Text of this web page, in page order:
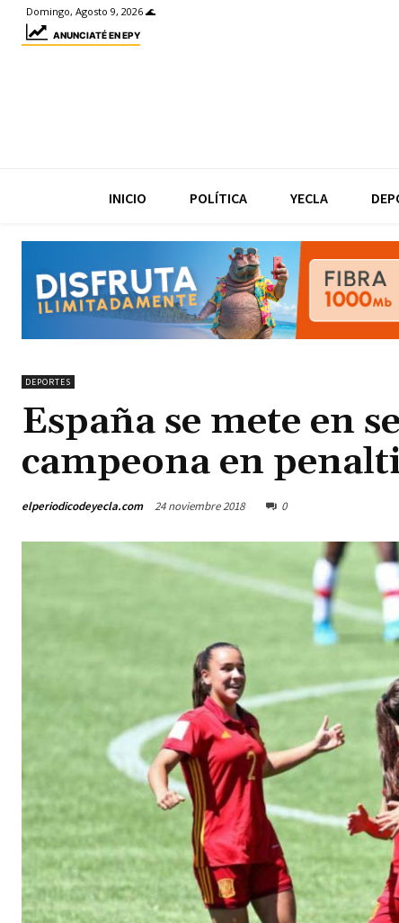
Domingo, Agosto 9, 2026 🌊
ANUNCIATÉ EN EPY
INICIO POLÍTICA YECLA
DEPORTES
España se mete en
campeona en
elperiodicodeyecla.com 24 noviembre 2018 0